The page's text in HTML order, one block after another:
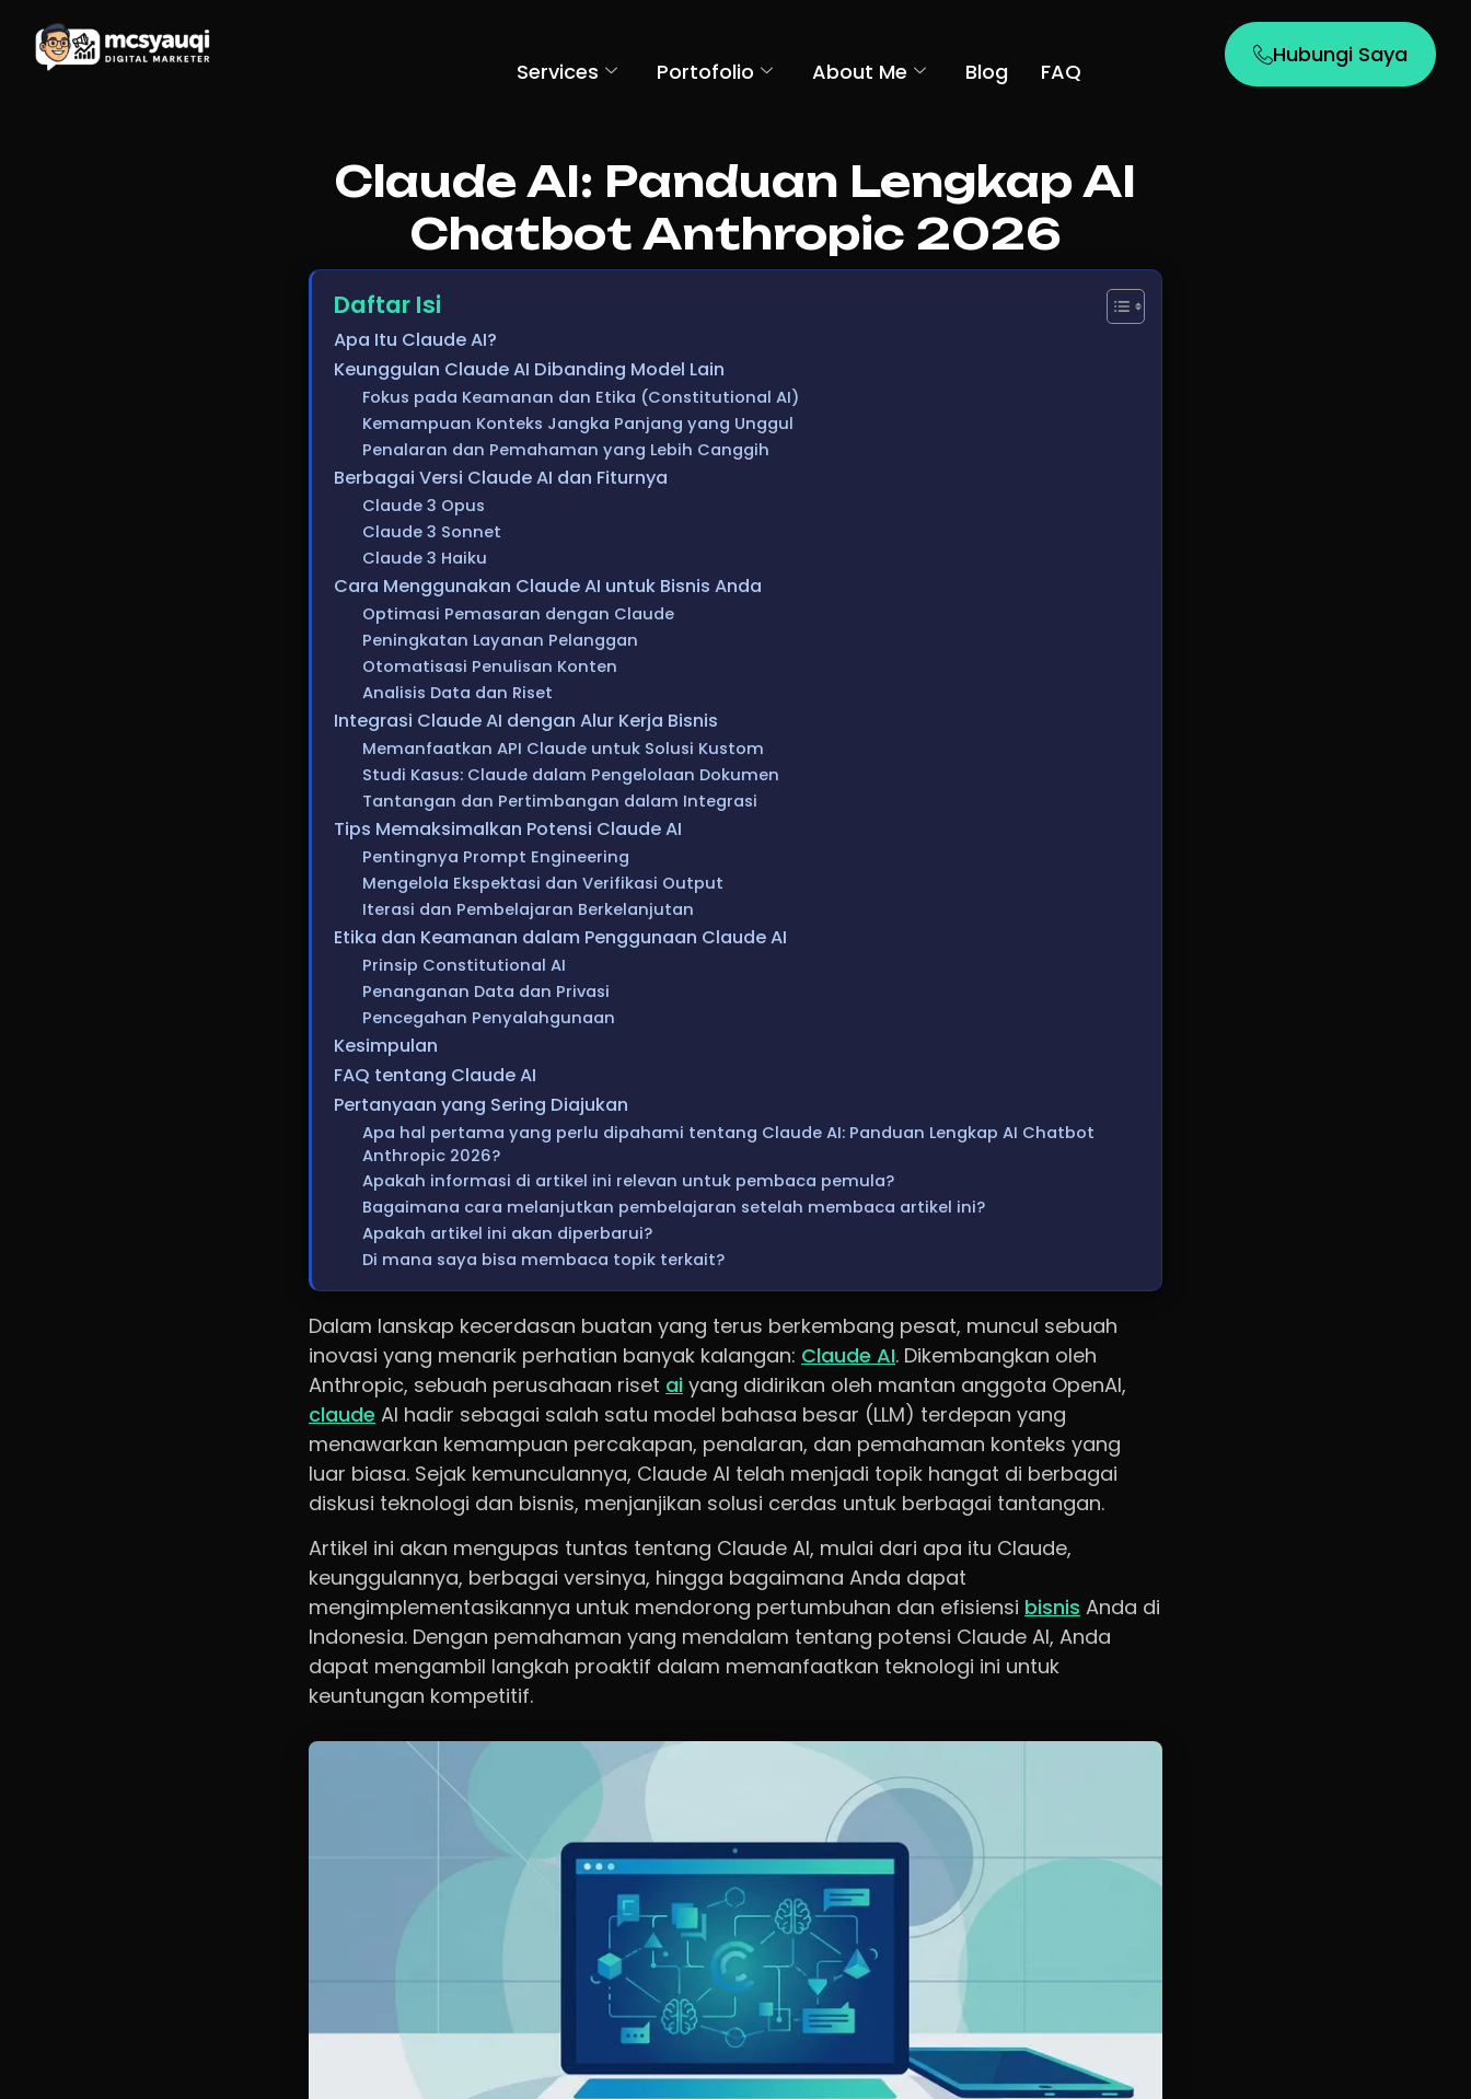
Services Portofolio About Me Blog FAQ
Hubungi Saya
Claude AI: Panduan Lengkap AI
Chatbot Anthropic 2026
Daftar Isi
Apa Itu Claude AI?
Keunggulan Claude AI Dibanding Model Lain
Fokus pada Keamanan dan Etika (Constitutional AI)
Kemampuan Konteks Jangka Panjang yang Unggul
Penalaran dan Pemahaman yang Lebih Canggih
Berbagai Versi Claude AI dan Fiturnya
Claude 3 Opus
Claude 3 Sonnet
Claude 3 Haiku
Cara Menggunakan Claude AI untuk Bisnis Anda
Optimasi Pemasaran dengan Claude
Peningkatan Layanan Pelanggan
Otomatisasi Penulisan Konten
Analisis Data dan Riset
Integrasi Claude AI dengan Alur Kerja Bisnis
Memanfaatkan API Claude untuk Solusi Kustom
Studi Kasus: Claude dalam Pengelolaan Dokumen
Tantangan dan Pertimbangan dalam Integrasi
Tips Memaksimalkan Potensi Claude AI
Pentingnya Prompt Engineering
Mengelola Ekspektasi dan Verifikasi Output
Iterasi dan Pembelajaran Berkelanjutan
Etika dan Keamanan dalam Penggunaan Claude AI
Prinsip Constitutional AI
Penanganan Data dan Privasi
Pencegahan Penyalahgunaan
Kesimpulan
FAQ tentang Claude AI
Pertanyaan yang Sering Diajukan
Apa hal pertama yang perlu dipahami tentang Claude AI: Panduan Lengkap AI Chatbot
Anthropic 2026?
Apakah informasi di artikel ini relevan untuk pembaca pemula?
Bagaimana cara melanjutkan pembelajaran setelah membaca artikel ini?
Apakah artikel ini akan diperbarui?
Di mana saya bisa membaca topik terkait?
Dalam lanskap kecerdasan buatan yang terus berkembang pesat, muncul sebuah
inovasi yang menarik perhatian banyak kalangan: Claude AI. Dikembangkan oleh
Anthropic, sebuah perusahaan riset ai yang didirikan oleh mantan anggota OpenAI,
claude AI hadir sebagai salah satu model bahasa besar (LLM) terdepan yang
menawarkan kemampuan percakapan, penalaran, dan pemahaman konteks yang
luar biasa. Sejak kemunculannya, Claude AI telah menjadi topik hangat di berbagai
diskusi teknologi dan bisnis, menjanjikan solusi cerdas untuk berbagai tantangan.
Artikel ini akan mengupas tuntas tentang Claude AI, mulai dari apa itu Claude,
keunggulannya, berbagai versinya, hingga bagaimana Anda dapat
mengimplementasikannya untuk mendorong pertumbuhan dan efisiensi bisnis Anda di
Indonesia. Dengan pemahaman yang mendalam tentang potensi Claude AI, Anda
dapat mengambil langkah proaktif dalam memanfaatkan teknologi ini untuk
keuntungan kompetitif.